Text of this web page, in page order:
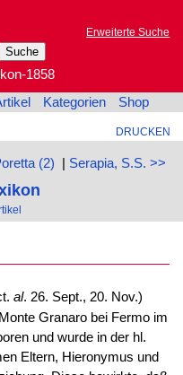
Erweiterte Suche
1858
Kategorien Shop
DRUCKEN
(2) | Serapia, S.S. >>
al. 26. Sept., 20. Nov.)
Granaro bei Fermo im
und wurde in der hl.
Eltern, Hieronymus und